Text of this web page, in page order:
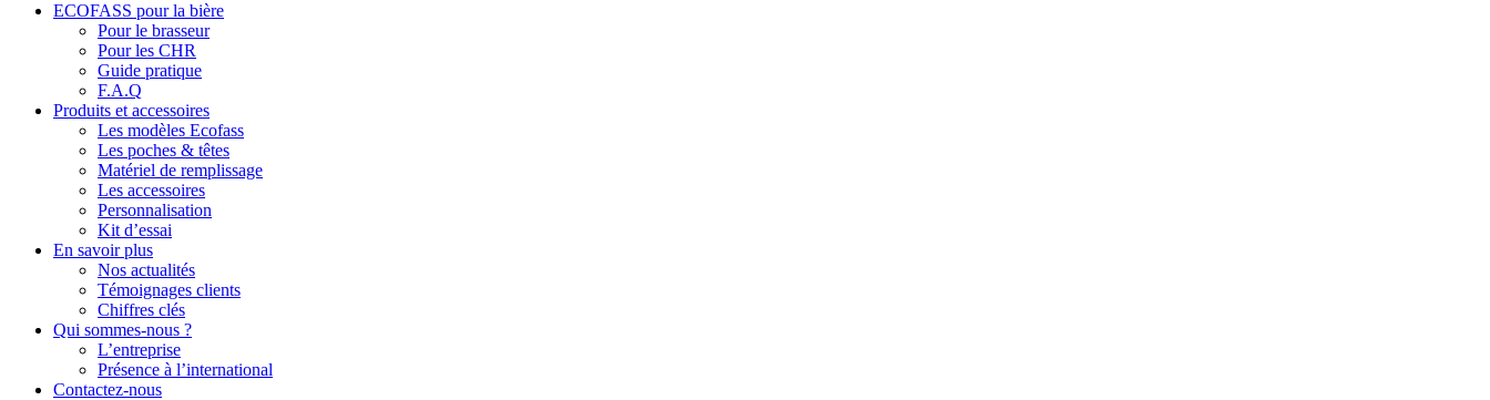
ECOFASS pour la bière
Pour le brasseur
Pour les CHR
Guide pratique
F.A.Q
Produits et accessoires
Les modèles Ecofass
Les poches & têtes
Matériel de remplissage
Les accessoires
Personnalisation
Kit d’essai
En savoir plus
Nos actualités
Témoignages clients
Chiffres clés
Qui sommes-nous ?
L’entreprise
Présence à l’international
Contactez-nous